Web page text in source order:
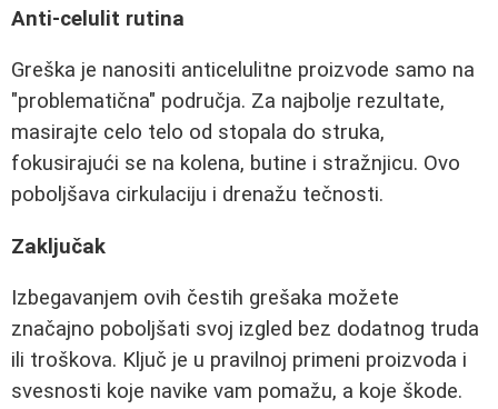
Anti-celulit rutina
Greška je nanositi anticelulitne proizvode samo na
"problematična" područja. Za najbolje rezultate,
masirajte celo telo od stopala do struka,
fokusirajući se na kolena, butine i stražnjicu. Ovo
poboljšava cirkulaciju i drenažu tečnosti.
Zaključak
Izbegavanjem ovih čestih grešaka možete
značajno poboljšati svoj izgled bez dodatnog truda
ili troškova. Ključ je u pravilnoj primeni proizvoda i
svesnosti koje navike vam pomažu, a koje škode.